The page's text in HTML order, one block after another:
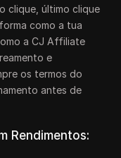
clique, último clique
como a tua
a CJ Affiliate
e
os termos do
antes de
Rendimentos: